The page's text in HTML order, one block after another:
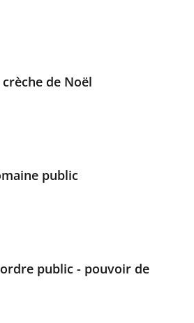
de Noël
public
public - pouvoir de